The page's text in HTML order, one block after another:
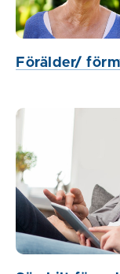
Förälder/